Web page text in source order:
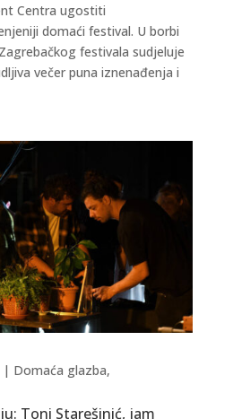
Centra ugostiti
domaći festival. U borbi
festivala sudjeluje
večer puna iznenađenja i
Toni Starešinić, jam
| Domaća glazba,